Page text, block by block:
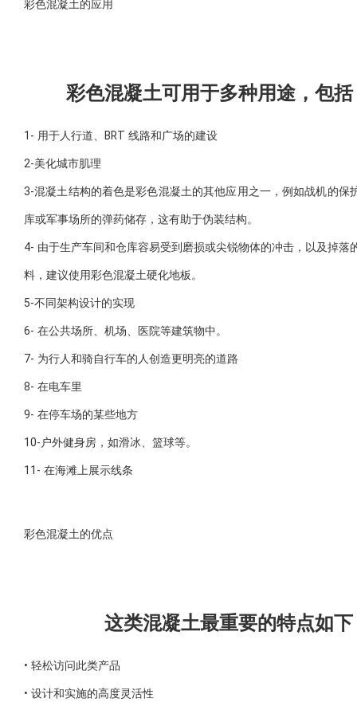
彩色混凝土的应用
彩色混凝土可用于多种用途，包
1- 用于人行道、BRT 线路和广场的建设
2-美化城市肌理
3-混凝土结构的着色是彩色混凝土的其他应用之一，例如战机的保
库或军事场所的弹药储存，这有助于伪装结构。
4- 由于生产车间和仓库容易受到磨损或尖锐物体的冲击，以及掉落
料，建议使用彩色混凝土硬化地板。
5-不同架构设计的实现
6- 在公共场所、机场、医院等建筑物中。
7- 为行人和骑自行车的人创造更明亮的道路
8- 在电车里
9- 在停车场的某些地方
10-户外健身房，如滑冰、篮球等。
11- 在海滩上展示线条
彩色混凝土的优点
这类混凝土最重要的特点如
• 轻松访问此类产品
• 设计和实施的高度灵活性